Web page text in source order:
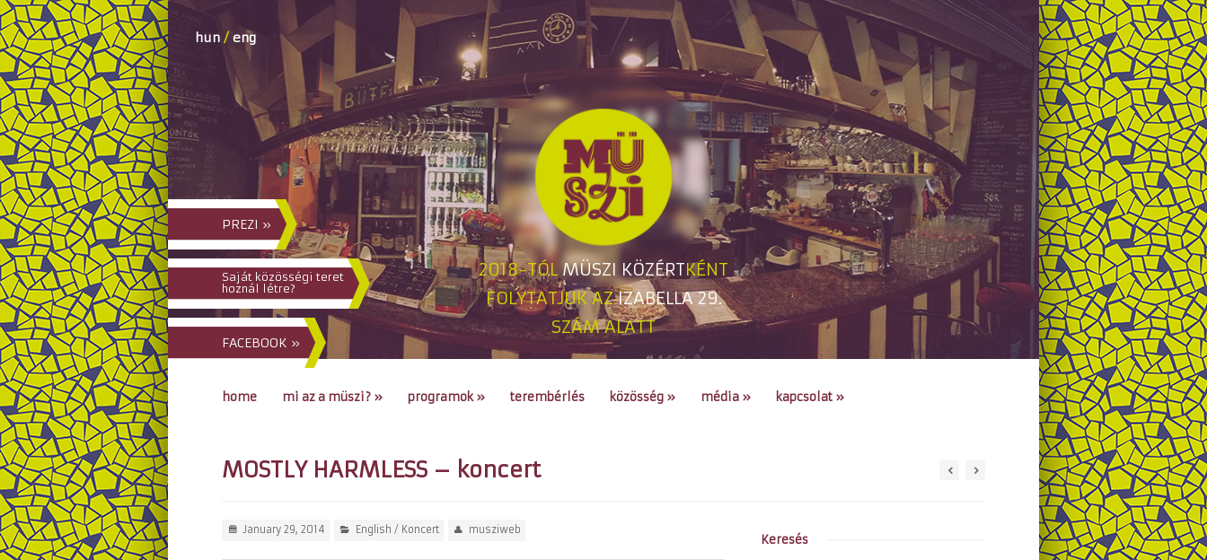
2018-TÓLMÜSZI KÖZÉRTKÉNT
FOLYTATJUK AZIZABELLA 29.
SZÁM ALATT
hun / eng
PREZI »
Saját közösségi teret
hoznál létre?
FACEBOOK »
home mi az a müszi? » programok» terembérlés közösség » média » kapcsolat »
MOSTLY HARMLESS – koncert
January 29, 2014 English / Koncert musziweb
Keresés